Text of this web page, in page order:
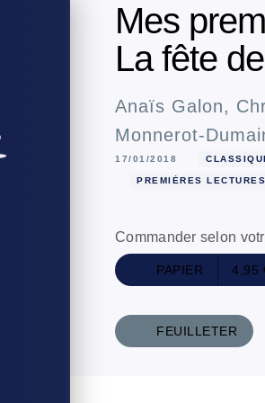
Mes
La fête
Anaïs Galon,
Monnerot-
17/01/2018
PREMIÈRES
Commander selon
PAPIER 4,95
FEUILLETER